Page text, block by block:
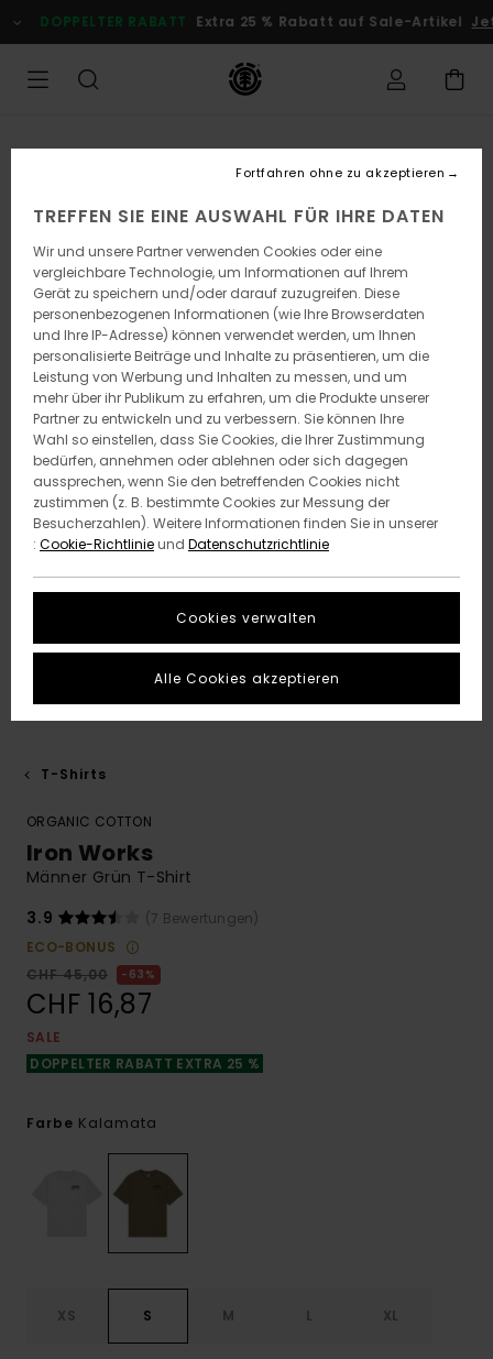
zur
Produktinformation
DOPPELTER RABATT Extra 25 % Rabatt auf Sale-Artikel
T-Shirts
ORGANIC COTTON
Iron Works
Männer Grün T-Shirt
3.9
(7 Bewertungen)
ECO-BONUS
CHF 45,00
63%
CHF 16,87
SALE
DOPPELTER RABATT EXTRA 25 %
Farbe Kalamata
XS S M L XL
TREFFEN SIE EINE AUSWAHL FÜR IHRE DATEN
Wir und unsere Partner verwenden Cookies oder eine
vergleichbare Technologie, um Informationen auf Ihrem
Gerät zu speichern und/oder darauf zuzugreifen. Diese
personenbezogenen Informationen (wie Ihre Browserdaten
und Ihre IP-Adresse) können verwendet werden, um Ihnen
personalisierte Beiträge und Inhalte zu präsentieren, um die
Leistung von Werbung und Inhalten zu messen, und um
mehr über ihr Publikum zu erfahren, um die Produkte unserer
Partner zu entwickeln und zu verbessern. Sie können Ihre
Wahl so einstellen, dass Sie Cookies, die Ihrer Zustimmung
bedürfen, annehmen oder ablehnen oder sich dagegen
aussprechen, wenn Sie den betreffenden Cookies nicht
zustimmen (z. B. bestimmte Cookies zur Messung der
Besucherzahlen). Weitere Informationen finden Sie in unserer
: Cookie-Richtlinieund Datenschutzrichtlinie
Cookies verwalten
Fortfahren ohne zu akzeptieren
Alle Cookies akzeptieren